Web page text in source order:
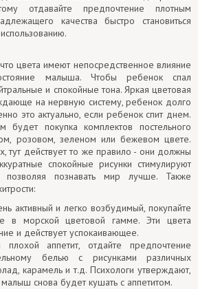
отдавайте предпочтение плотным
качества быстро становиться
цвета имеют непосредственное влияние
малыша. Чтобы ребенок спал
и спокойные тона. Яркая цветовая
на нервную систему, ребенок долго
это актуально, если ребенок спит днем.
будет покупка комплектов постельного
розовом, зеленом или бежевом цвете.
тут действует то же правило - они должны
спокойные рисунки стимулируют
познавать мир лучше. Также
активный и легко возбудимый, покупайте
в морской цветовой гамме. Эти цвета
и действует успокаивающее.
аппетит, отдайте предпочтение
белью с рисунками различных
карамель и т.д. Психологи утверждают,
снова будет кушать с аппетитом.